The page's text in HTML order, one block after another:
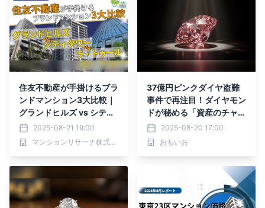
住友不動産が手掛けるブラ
ンドマンション3大比較｜
グランドヒルズ vs シティ
タワー vs ラ・トゥール
2025-08-21 19:00
マンションリサーチ株式会社
37億円ピンクダイヤ盗難
事件で再注目！ダイヤモン
ドが秘める「資産のチャン
ス」2025-08-20 17:00
おもいお